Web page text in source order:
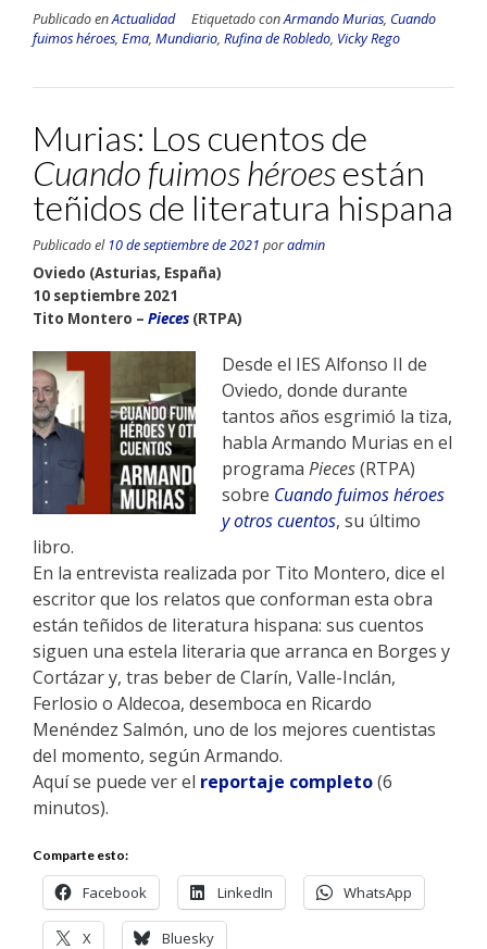
Publicado enActualidad Etiquetado conArmando Murias, Cuando
fuimos héroes, Ema, Mundiario, Rufina de Robledo, Vicky Rego
Murias: Los cuentos de
Cuando fuimos héroesestán
teñidos de literatura hispana
Publicado el 10 de septiembre de 2021 poradmin
Oviedo (Asturias, España)
10 septiembre 2021
Tito Montero – Pieces (RTPA)
Desde el IES Alfonso II de
Oviedo, donde durante
tantos años esgrimió la tiza,
habla Armando Murias en el
programa Pieces(RTPA)
sobre Cuando fuimos héroes
y otros cuentos, su último
libro.
En la entrevista realizada por Tito Montero, dice el
escritor que los relatos que conforman esta obra
están teñidos de literatura hispana: sus cuentos
siguen una estela literaria que arranca en Borges y
Cortázar y, tras beber de Clarín, Valle-Inclán,
Ferlosio o Aldecoa, desemboca en Ricardo
Menéndez Salmón, uno de los mejores cuentistas
del momento, según Armando.
Aquí se puede ver el reportaje completo(6
minutos).
Comparte esto:
Facebook LinkedIn WhatsApp
X Bluesky